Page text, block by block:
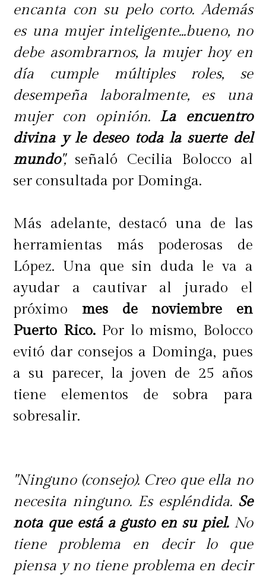
encanta con su pelo corto. Además
es una mujer inteligente...bueno, no
debe asombrarnos, la mujer hoy en
día cumple múltiples roles, se
desempeña laboralmente, es una
mujer con opinión. La encuentro
divina y le deseo toda la suerte del
mundo",señaló Cecilia Bolocco al
ser consultada por Dominga.
Más adelante, destacó una de las
herramientas más poderosas de
López. Una que sin duda le va a
ayudar a cautivar al jurado el
próximo mes de noviembre en
Puerto Rico.Por lo mismo, Bolocco
evitó dar consejos a Dominga, pues
a su parecer, la joven de 25 años
tiene elementos de sobra para
sobresalir.
"Ninguno (consejo). Creo que ella no
necesita ninguno. Es espléndida. Se
nota que está a gusto en su piel.No
tiene problema en decir lo que
piensa y no tiene problema en decir